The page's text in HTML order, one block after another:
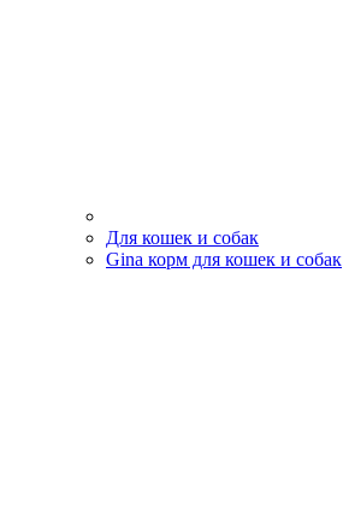
Для кошек и собак
Gina корм для кошек и собак